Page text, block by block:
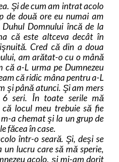
Şi de cum am intrat acolo
două ore eu numai am
Domnului încă de la
că este altceva decât în
Cred că din a doua
am arătat-o cu o mână
a-L urma pe Dumnezeu
că ridic mâna pentru a-L
şi până atunci. Şi am mers
seri. În toate serile mă
locul meu trebuie să fie
a chemat şi la un grup de
făcea în case.
într-o seară. Şi, deşi se
lucru care să mă sperie,
acolo, şi mi-am dorit